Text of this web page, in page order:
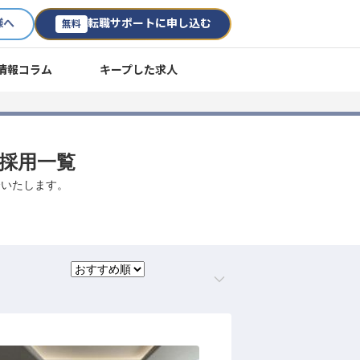
へ 無料 転職サポートに申し込む
報コラム キープした求人
用一覧
たします。